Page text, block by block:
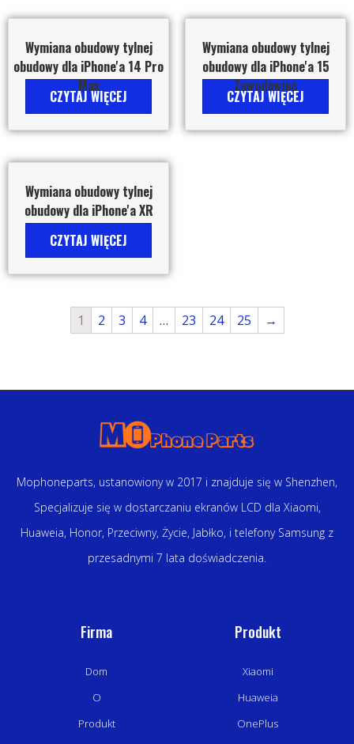
Wymiana obudowy tylnej
obudowy dla iPhone'a 14 Pro
Max
CZYTAJ WIĘCEJ
Wymiana obudowy tylnej
obudowy dla iPhone'a 15
Zawodowiec
CZYTAJ WIĘCEJ
Wymiana obudowy tylnej
obudowy dla iPhone'a XR
CZYTAJ WIĘCEJ
1 2 3 4 … 23 24 25 →
Mophoneparts, ustanowiony w 2017 i znajduje się w Shenzhen,
Specjalizuje się w dostarczaniu ekranów LCD dla Xiaomi,
Huaweia, Honor, Przeciwny, Życie, Jabłko, i telefony Samsung z
przesadnymi 7 lata doświadczenia.
Firma
Dom
O
Produkt
Produkt
Xiaomi
Huaweia
OnePlus